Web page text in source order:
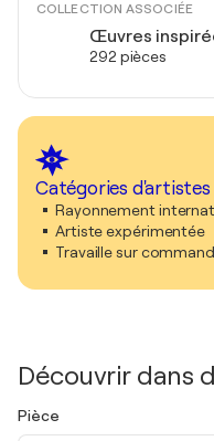
COLLECTION ASSOCIÉE
Œuvres
292 pièces
Catégories d'artistes
Rayonnement
Artiste expérimentée
Travaille sur
Découvrir dans
Pièce